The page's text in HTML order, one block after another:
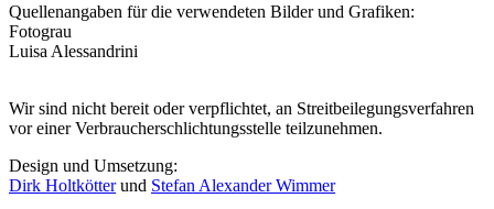
Quellenangaben für die verwendeten Bilder und Grafiken:
Fotograu
Luisa Alessandrini
Wir sind nicht bereit oder verpflichtet, an Streitbeilegungsverfahren
vor einer Verbraucherschlichtungsstelle teilzunehmen.
Design und Umsetzung:
Dirk Holtkötterund Stefan Alexander Wimmer